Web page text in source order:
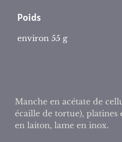
Poids
environ 55 g
Manche en acétate de
écaille de tortue),
en laiton, lame en inox.